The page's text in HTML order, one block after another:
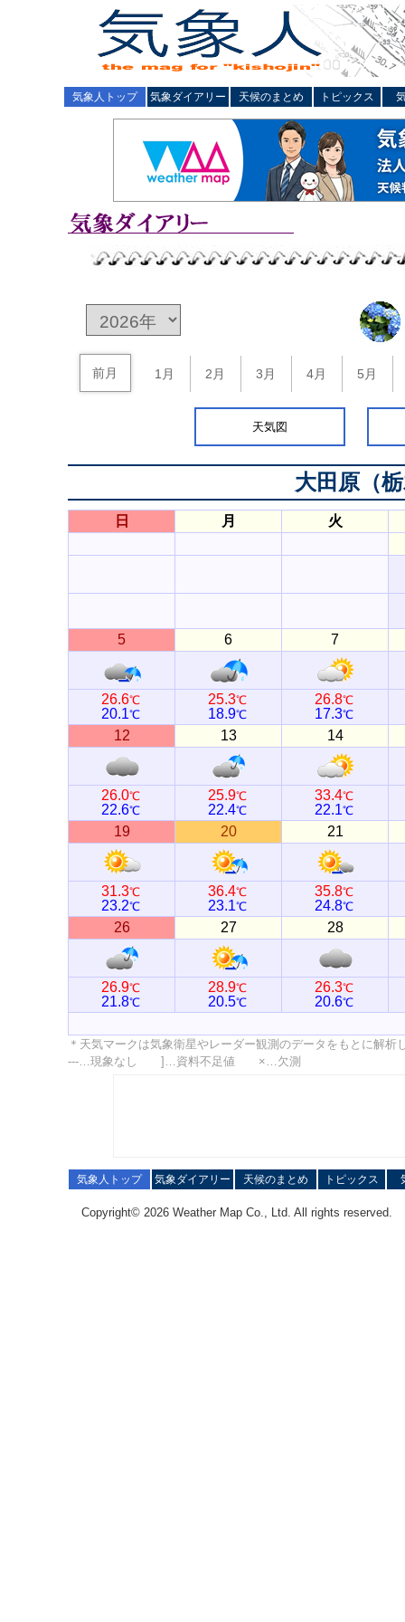
気象人トップ 気象ダイアリー 天候のまとめ トピックス
前月 1月 2月 3月 4月 5月
天気図
大田原（
日 月 火
5 6 7
26.6℃
20.1℃
25.3℃
18.9℃
26.8℃
17.3℃
12 13 14
26.0℃
22.6℃
25.9℃
22.4℃
33.4℃
22.1℃
19 20 21
31.3℃
23.2℃
36.4℃
23.1℃
35.8℃
24.8℃
26 27 28
26.9℃
21.8℃
28.9℃
20.5℃
26.3℃
20.6℃
＊天気マークは気象衛星やレーダー観測のデータをもとに解
---…現象なし ]…資料不足値 ×…欠測
気象人トップ 気象ダイアリー 天候のまとめ トピックス
Copyright© 2026 Weather Map Co., Ltd. All rights reserved.